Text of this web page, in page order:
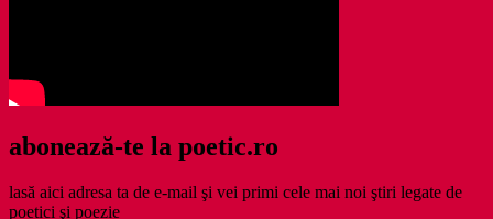
abonează-te la poetic.ro
lasă aici adresa ta de e-mail şi vei primi cele mai noi ştiri legate de
poetici şi poezie